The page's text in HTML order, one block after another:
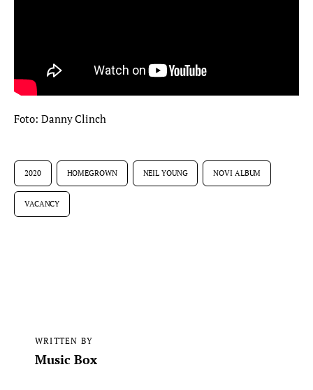
Foto: Danny Clinch
2020 HOMEGROWN NEIL YOUNG NOVI ALBUM
VACANCY
WRITTEN BY
Music Box